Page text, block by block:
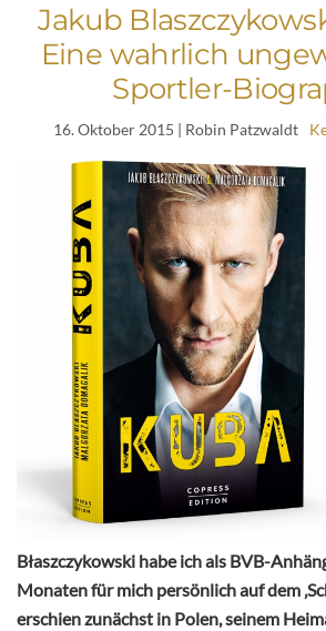
Jakub
Eine wahrlich
Sportler-
16. Oktober 2015 | Robin Patzwaldt
Błaszczykowski habe ich als BVB-
Monaten für mich persönlich auf dem
erschien zunächst in Polen, seinem